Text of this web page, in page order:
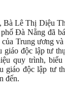
Bà Lê Thị Diệu
Đà Nẵng đã
Trung ương
giáo độc lập tư
quy trình, biểu
giáo độc lập tư
đến.